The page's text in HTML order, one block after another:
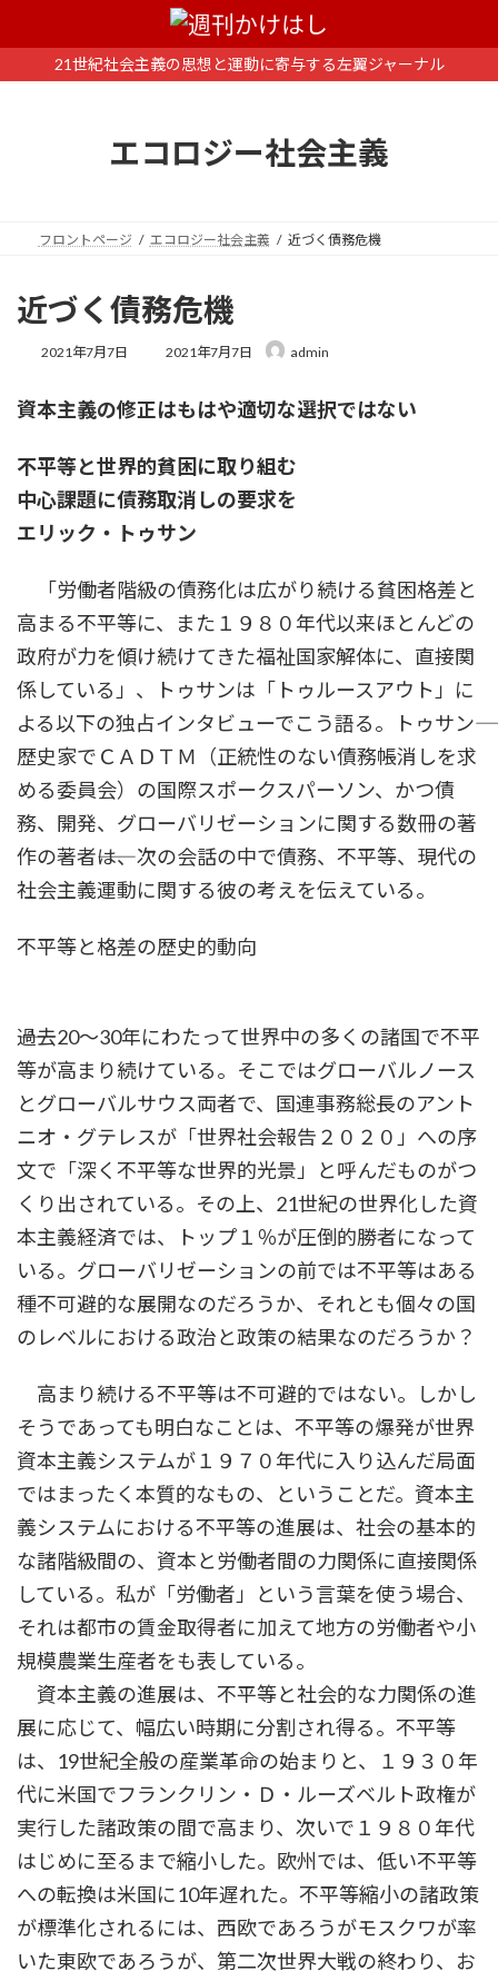
ン
ー
21世紀社会主義の思想と運動に寄与する左翼ジャーナル
エコロジー社会主義
フロントページ エコロジー社会主義 近づく債務危機
近づく債務危機
2021年7月7日
最
新
:
2021年7月7日 admin
資本主義の修正はもはや適切な選択ではない
不平等と世界的貧困に取り組む
中心課題に債務取消しの要求を
エリック・トゥサン
「労働者階級の債務化は広がり続ける貧困格差と
高まる不平等に、また１９８０年代以来ほとんどの
政府が力を傾け続けてきた福祉国家解体に、直接関
係している」、トゥサンは「トゥルースアウト」に
よる以下の独占インタビューでこう語る。トゥサン――
歴史家でＣＡＤＴＭ（正統性のない債務帳消しを求
める委員会）の国際スポークスパーソン、かつ債
務、開発、グローバリゼーションに関する数冊の著
作の著者――は、次の会話の中で債務、不平等、現代の
社会主義運動に関する彼の考えを伝えている。
不平等と格差の歴史的動向
――過去20～30年にわたって世界中の多くの諸国で不平
等が高まり続けている。そこではグローバルノース
とグローバルサウス両者で、国連事務総長のアント
ニオ・グテレスが「世界社会報告２０２０」への序
文で「深く不平等な世界的光景」と呼んだものがつ
くり出されている。その上、21世紀の世界化した資
本主義経済では、トップ１％が圧倒的勝者になって
いる。グローバリゼーションの前では不平等はある
種不可避的な展開なのだろうか、それとも個々の国
のレベルにおける政治と政策の結果なのだろうか？
高まり続ける不平等は不可避的ではない。しかし
そうであっても明白なことは、不平等の爆発が世界
資本主義システムが１９７０年代に入り込んだ局面
ではまったく本質的なもの、ということだ。資本主
義システムにおける不平等の進展は、社会の基本的
な諸階級間の、資本と労働者間の力関係に直接関係
している。私が「労働者」という言葉を使う場合、
それは都市の賃金取得者に加えて地方の労働者や小
規模農業生産者をも表している。
資本主義の進展は、不平等と社会的な力関係の進
展に応じて、幅広い時期に分割され得る。不平等
は、19世紀全般の産業革命の始まりと、１９３０年
代に米国でフランクリン・Ｄ・ルーズベルト政権が
実行した諸政策の間で高まり、次いで１９８０年代
はじめに至るまで縮小した。欧州では、低い不平等
への転換は米国に10年遅れた。不平等縮小の諸政策
が標準化されるには、西欧であろうがモスクワが率
いた東欧であろうが、第二次世界大戦の終わり、お